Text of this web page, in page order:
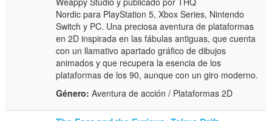
Nordic para PlayStation 5, Xbox Series, Nintendo
Switch y PC. Una preciosa aventura de plataformas
en 2D inspirada en las fábulas antiguas, que cuenta
con un llamativo apartado gráfico de dibujos
animados y que recupera la esencia de los
plataformas de los 90, aunque con un giro moderno.
Género: Aventura de acción / Plataformas 2D